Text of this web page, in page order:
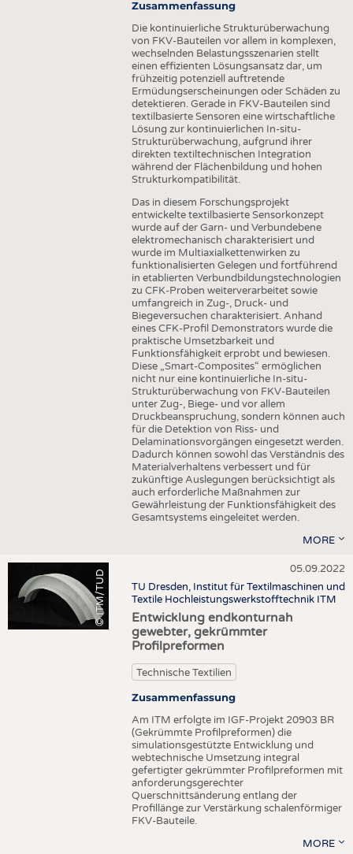
Zusammenfassung
Die kontinuierliche Strukturüberwachung
von FKV-Bauteilen vor allem in komplexen,
wechselnden Belastungsszenarien stellt
einen effizienten Lösungsansatz dar, um
frühzeitig potenziell auftretende
Ermüdungserscheinungen oder Schäden zu
detektieren. Gerade in FKV-Bauteilen sind
textilbasierte Sensoren eine wirtschaftliche
Lösung zur kontinuierlichen In-situ-
Strukturüberwachung, aufgrund ihrer
direkten textiltechnischen Integration
während der Flächenbildung und hohen
Strukturkompatibilität.
Das in diesem Forschungsprojekt
entwickelte textilbasierte Sensorkonzept
wurde auf der Garn- und Verbundebene
elektromechanisch charakterisiert und
wurde im Multiaxialkettenwirken zu
funktionalisierten Gelegen und fortführend
in etablierten Verbundbildungstechnologien
zu CFK-Proben weiterverarbeitet sowie
umfangreich in Zug-, Druck- und
Biegeversuchen charakterisiert. Anhand
eines CFK-Profil Demonstrators wurde die
praktische Umsetzbarkeit und
Funktionsfähigkeit erprobt und bewiesen.
Diese „Smart-Composites“ ermöglichen
nicht nur eine kontinuierliche In-situ-
Strukturüberwachung von FKV-Bauteilen
unter Zug-, Biege- und vor allem
Druckbeanspruchung, sondern können auch
für die Detektion von Riss- und
Delaminationsvorgängen eingesetzt werden.
Dadurch können sowohl das Verständnis des
Materialverhaltens verbessert und für
zukünftige Auslegungen berücksichtigt als
auch erforderliche Maßnahmen zur
Gewährleistung der Funktionsfähigkeit des
Gesamtsystems eingeleitet werden.
MORE
© ITM/TUD
05.09.2022
TU Dresden, Institut für Textilmaschinen und
Textile Hochleistungswerkstofftechnik ITM
Entwicklung endkonturnah
gewebter, gekrümmter
Profilpreformen
Technische Textilien
Zusammenfassung
Am ITM erfolgte im IGF-Projekt 20903 BR
(Gekrümmte Profilpreformen) die
simulationsgestützte Entwicklung und
webtechnische Umsetzung integral
gefertigter gekrümmter Profilpreformen mit
anforderungsgerechter
Querschnittsänderung entlang der
Profillänge zur Verstärkung schalenförmiger
FKV-Bauteile.
MORE